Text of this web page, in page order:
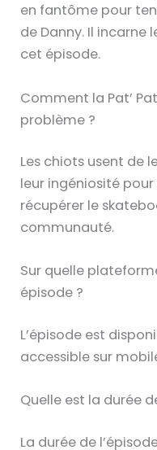
en fantôme pour
de Danny. Il incarne
cet épisode.
Comment la Pat’
problème ?
Les chiots usent de
leur ingéniosité
récupérer le
communauté.
Sur quelle
épisode ?
L’épisode est
accessible sur
Quelle est la durée
La durée de